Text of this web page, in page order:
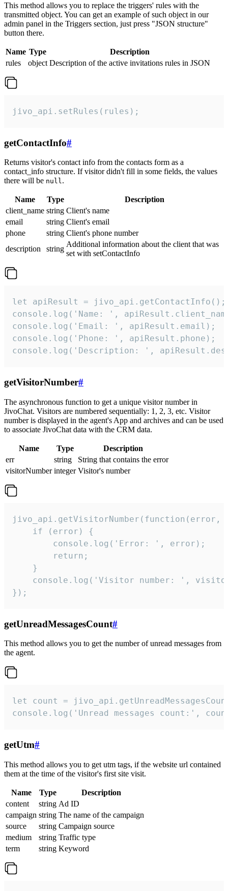
This method allows you to replace the triggers' rules with the
transmitted object. You can get an example of such object in our
admin panel in the Triggers section, just press "JSON structure"
button there.
Name Type
Description
rules
object Description of the active invitations rules in JSON
jivo_api.setRules(rules);
getContactInfo#
Returns visitor's contact info from the contacts form as a
contact_info structure. If visitor didn't fill in some fields, the values
there will be null.
Name Type
Description
client_name string Client's name
email
string Client's email
phone
string Client's phone number
description
string
Additional information about the client that was
set with setContactInfo
let apiResult = jivo_api.getContactInfo();
console.log('Name: ',
console.log('Email: ', apiResult.email);
console.log('Phone: ', apiResult.phone);
console.log('Description: ',
getVisitorNumber#
The asynchronous function to get a unique visitor number in
JivoChat. Visitors are numbered sequentially: 1, 2, 3, etc. Visitor
number is displayed in the agent's App and archives and can be used
to associate JivoChat data with the CRM data.
Name Type
Description
err
string
String that contains the error
visitorNumber integer Visitor's number
jivo_api.getVisitorNumber(function(error,
    if (error) {
        console.log('Error: ', error);
        return;
    }
console.log('Visitor number: ',
});
getUnreadMessagesCount#
This method allows you to get the number of unread messages from
the agent.
let count =
console.log('Unread messages count:',
getUtm#
This method allows you to get utm tags, if the website url contained
them at the time of the visitor's first site visit.
Name Type
Description
content
string Ad ID
campaign string The name of the campaign
source
string Campaign source
medium
string Traffic type
term
string Keyword